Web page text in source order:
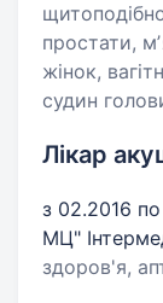
простати,
жінок,
судин
Лікар
з 02.2016
МЦ"
здоров'я,